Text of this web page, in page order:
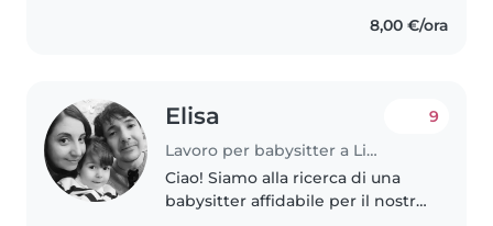
8,00 €/ora
Elisa
Lavoro per babysitter a Livorno
9
Ciao! Siamo alla ricerca di una
babysitter affidabile per il nostro